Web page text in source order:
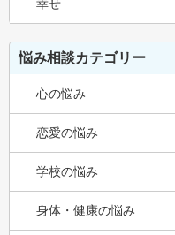
幸せ
悩み相談カテゴリー
心の悩み
恋愛の悩み
学校の悩み
身体・健康の悩み